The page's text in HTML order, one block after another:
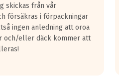
skickas från vår
försäkras i förpackningar
ingen anledning att oroa
och/eller däck kommer att